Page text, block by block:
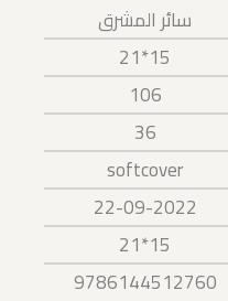
سائر المشرق
15*21
106
36
softcover
22-09-2022
15*21
9786144512760